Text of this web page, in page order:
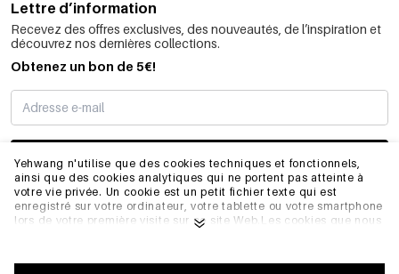
Yehwang n'utilise que des cookies techniques et fonctionnels,
ainsi que des cookies analytiques qui ne portent pas atteinte à
votre vie privée. Un cookie est un petit fichier texte qui est
enregistré sur votre ordinateur, votre tablette ou votre smartphone
lors de votre première visite sur ce site Web.Les cookies que nous
fonctionner correctement et de se souvenir, par exemple, de vos
Lettre d’information
Recevez des offres exclusives, des nouveautés, de l’inspiration et
découvrez nos dernières collections.
Obtenez un bon de 5€!
JE M’INSCRIS
INFORMATIONS